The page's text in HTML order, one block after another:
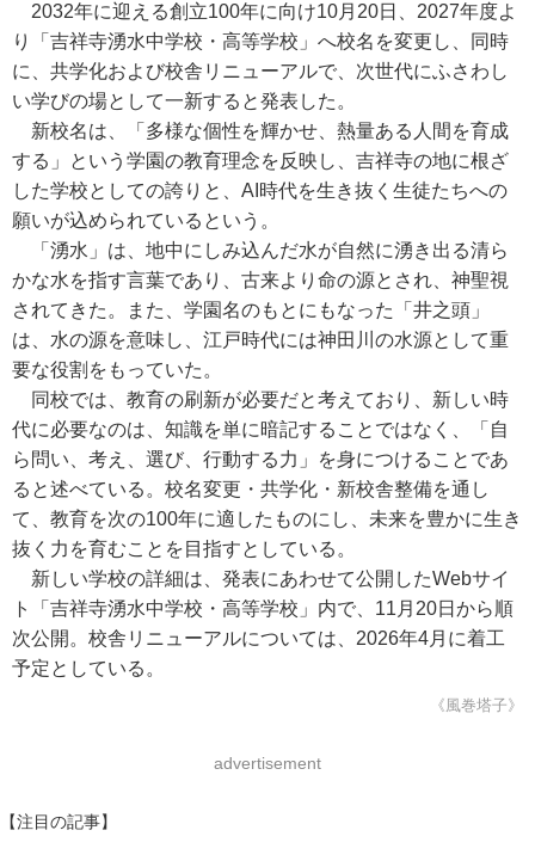
2032年に迎える創立100年に向け10月20日、2027年度よ
り「吉祥寺湧水中学校・高等学校」へ校名を変更し、同時
に、共学化および校舎リニューアルで、次世代にふさわし
い学びの場として一新すると発表した。
新校名は、「多様な個性を輝かせ、熱量ある人間を育成
する」という学園の教育理念を反映し、吉祥寺の地に根ざ
した学校としての誇りと、AI時代を生き抜く生徒たちへの
願いが込められているという。
「湧水」は、地中にしみ込んだ水が自然に湧き出る清ら
かな水を指す言葉であり、古来より命の源とされ、神聖視
されてきた。また、学園名のもとにもなった「井之頭」
は、水の源を意味し、江戸時代には神田川の水源として重
要な役割をもっていた。
同校では、教育の刷新が必要だと考えており、新しい時
代に必要なのは、知識を単に暗記することではなく、「自
ら問い、考え、選び、行動する力」を身につけることであ
ると述べている。校名変更・共学化・新校舎整備を通し
て、教育を次の100年に適したものにし、未来を豊かに生き
抜く力を育むことを目指すとしている。
新しい学校の詳細は、発表にあわせて公開したWebサイ
ト「吉祥寺湧水中学校・高等学校」内で、11月20日から順
次公開。校舎リニューアルについては、2026年4月に着工
予定としている。
《風巻塔子》
advertisement
【注目の記事】